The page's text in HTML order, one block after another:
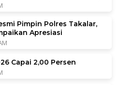
Pimpin Polres Takalar,
Apresiasi
Capai 2,00 Persen